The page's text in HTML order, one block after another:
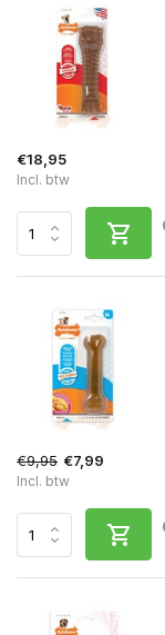
€9,95 €7,99
Incl. btw
€18,95
Incl. btw